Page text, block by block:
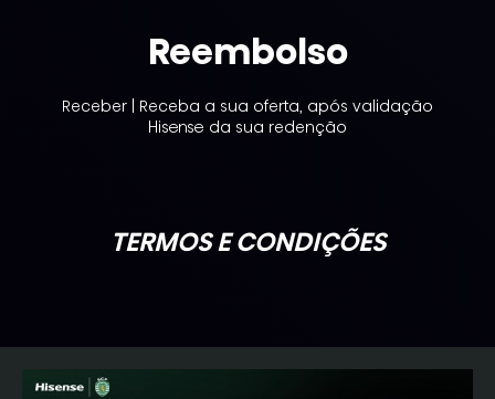
Reembolso
Receber | Receba a sua oferta, após validação
Hisense da sua redenção
TERMOS E CONDIÇÕES